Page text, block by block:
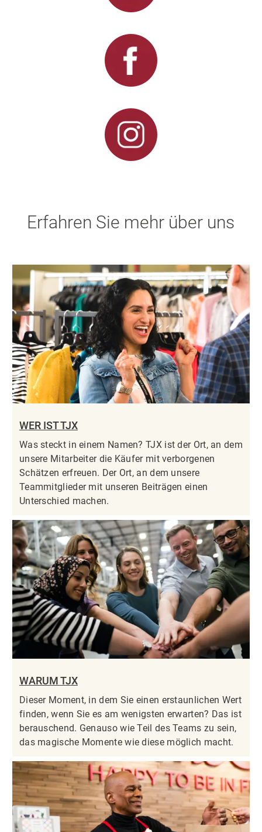
Erfahren Sie mehr über uns
WER IST TJX
Was steckt in einem Namen? TJX ist der Ort, an dem
unsere Mitarbeiter die Käufer mit verborgenen
Schätzen erfreuen. Der Ort, an dem unsere
Teammitglieder mit unseren Beiträgen einen
Unterschied machen.
WARUM TJX
Dieser Moment, in dem Sie einen erstaunlichen Wert
finden, wenn Sie es am wenigsten erwarten? Das ist
berauschend. Genauso wie Teil des Teams zu sein,
das magische Momente wie diese möglich macht.